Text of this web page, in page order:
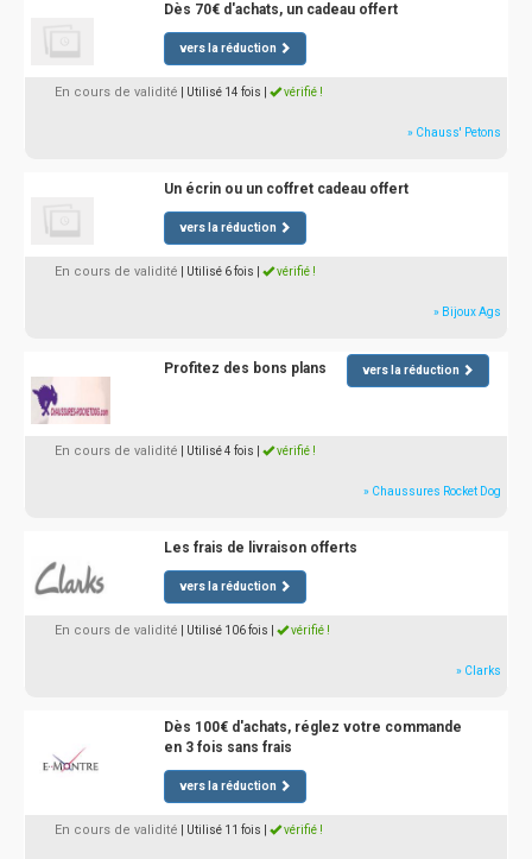
Dès 70€ d'achats, un cadeau offert
vers la réduction
En cours de validité | Utilisé 14 fois vérifié !
» Chauss' Petons
Un écrin ou un coffret cadeau offert
vers la réduction
En cours de validité | Utilisé 6 fois vérifié !
» Bijoux Ags
Profitez des bons plans vers la réduction
En cours de validité | Utilisé 4 fois vérifié !
» Chaussures Rocket Dog
Les frais de livraison offerts
vers la réduction
En cours de validité | Utilisé 106 fois vérifié !
» Clarks
Dès 100€ d'achats, réglez votre commande
en 3 fois sans frais
vers la réduction
En cours de validité | Utilisé 11 fois vérifié !